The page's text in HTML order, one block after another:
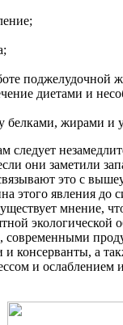
поджелудочной
диетами и
белками, жирами и
они заметили
это с
этого явления до
мнение,
экологической
современными
консерванты, а
и